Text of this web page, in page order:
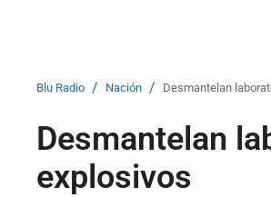
Blu Radio / Nación / Desmantelan
Desmantelan
explosivos